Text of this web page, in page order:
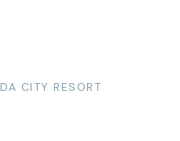
CITY RESORT